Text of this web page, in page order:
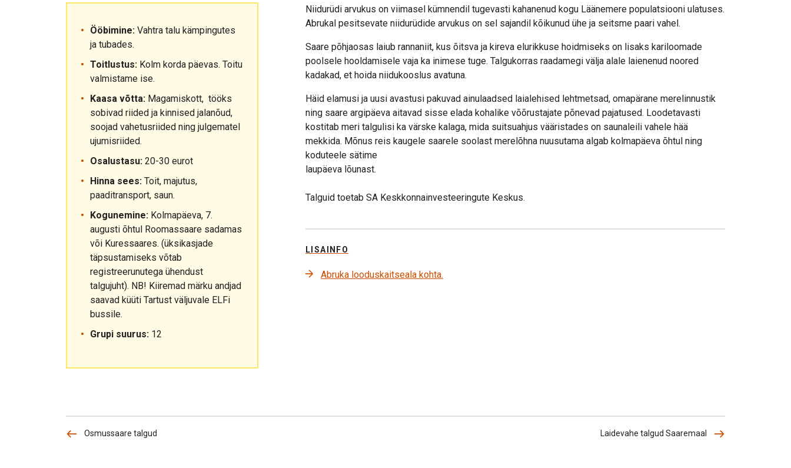
Ööbimine: Vahtra talu kämpingutes
ja tubades.
Toitlustus: Kolm korda päevas. Toitu
valmistame ise.
Kaasa võtta: Magamiskott, tööks
sobivad riided ja kinnised jalanõud,
soojad vahetusriided ning julgematel
ujumisriided.
Osalustasu: 20-30 eurot
Hinna sees: Toit, majutus,
paaditransport, saun.
Kogunemine: Kolmapäeva, 7.
augusti õhtul Roomassaare sadamas
või Kuressaares. (üksikasjade
täpsustamiseks võtab
registreerunutega ühendust
talgujuht). NB! Kiiremad märku andjad
saavad küüti Tartust väljuvale ELFi
bussile.
Grupi suurus: 12
Niidurüdi arvukus on viimasel kümnendil tugevasti kahanenud kogu Läänemere populatsiooni ulatuses.
Abrukal pesitsevate niidurüdide arvukus on sel sajandil kõikunud ühe ja seitsme paari vahel.
Saare põhjaosas laiub rannaniit, kus õitsva ja kireva elurikkuse hoidmiseks on lisaks kariloomade
poolsele hooldamisele vaja ka inimese tuge. Talgukorras raadamegi välja alale laienenud noored
kadakad, et hoida niidukooslus avatuna.
Häid elamusi ja uusi avastusi pakuvad ainulaadsed laialehised lehtmetsad, omapärane merelinnustik
ning saare argipäeva aitavad sisse elada kohalike võõrustajate põnevad pajatused. Loodetavasti
kostitab meri talgulisi ka värske kalaga, mida suitsuahjus vääristades on saunaleili vahele hää
mekkida. Mõnus reis kaugele saarele soolast merelõhna nuusutama algab kolmapäeva õhtul ning
koduteele sätime
laupäeva lõunast.
Talguid toetab SA Keskkonnainvesteeringute Keskus.
LISAINFO
Abruka looduskaitseala kohta.
Osmussaare talgud Laidevahe talgud Saaremaal